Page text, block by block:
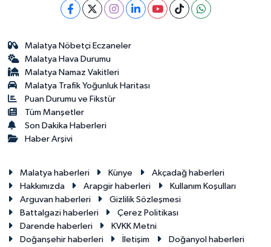
Malatya Nöbetçi Eczaneler
Malatya Hava Durumu
Malatya Namaz Vakitleri
Malatya Trafik Yoğunluk Haritası
Puan Durumu ve Fikstür
Tüm Manşetler
Son Dakika Haberleri
Haber Arşivi
Malatya haberleri Künye
Akçadağ haberleri
Hakkımızda
Arapgir haberleri
Kullanım Koşulları
Arguvan haberleri
Gizlilik Sözleşmesi
Battalgazi haberleri
Çerez Politikası
Darende haberleri
KVKK Metni
Doğanşehir haberleri
İletişim
Doğanyol haberleri